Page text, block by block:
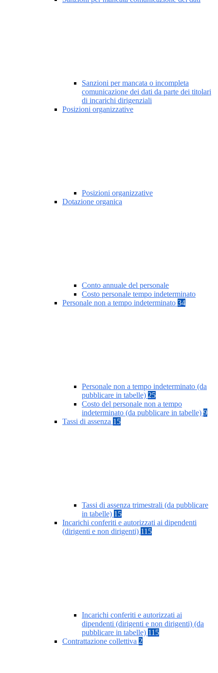
Sanzioni per mancata o incompleta
comunicazione dei dati da parte dei titolari
di incarichi dirigenziali
Posizioni organizzative
Posizioni organizzative
Dotazione organica
Conto annuale del personale
Costo personale tempo indeterminato
Personale non a tempo indeterminato 34
Personale non a tempo indeterminato (da
pubblicare in tabelle) 25
Costo del personale non a tempo
indeterminato (da pubblicare in tabelle) 9
Tassi di assenza 15
Tassi di assenza trimestrali (da pubblicare
in tabelle) 15
Incarichi conferiti e autorizzati ai dipendenti
(dirigenti e non dirigenti) 115
Incarichi conferiti e autorizzati ai
dipendenti (dirigenti e non dirigenti) (da
pubblicare in tabelle) 115
Contrattazione collettiva 2